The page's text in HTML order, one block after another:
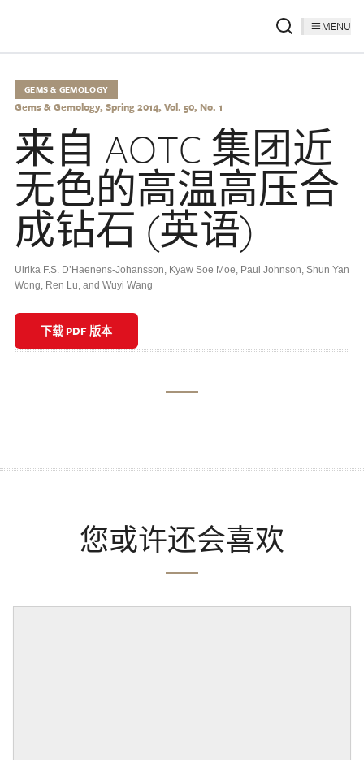
MENU
GEMS & GEMOLOGY
Gems & Gemology, Spring 2014, Vol. 50, No. 1
来自 AOTC 集团近
无色的高温高压合
成钻石 (英语)
Ulrika F.S. D’Haenens-Johansson, Kyaw Soe Moe, Paul Johnson, Shun Yan
Wong, Ren Lu, and Wuyi Wang
下载 PDF 版本
您或许还会喜欢